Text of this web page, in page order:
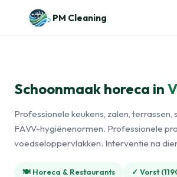
Naar de inhoud
PM Cleaning
Schoonmaak horeca in
Professionele keukens, zalen, terrassen,
FAVV-hygiënenormen. Professionele
voedseloppervlakken. Interventie na
🍽️ Horeca & Restaurants ✓ Vorst